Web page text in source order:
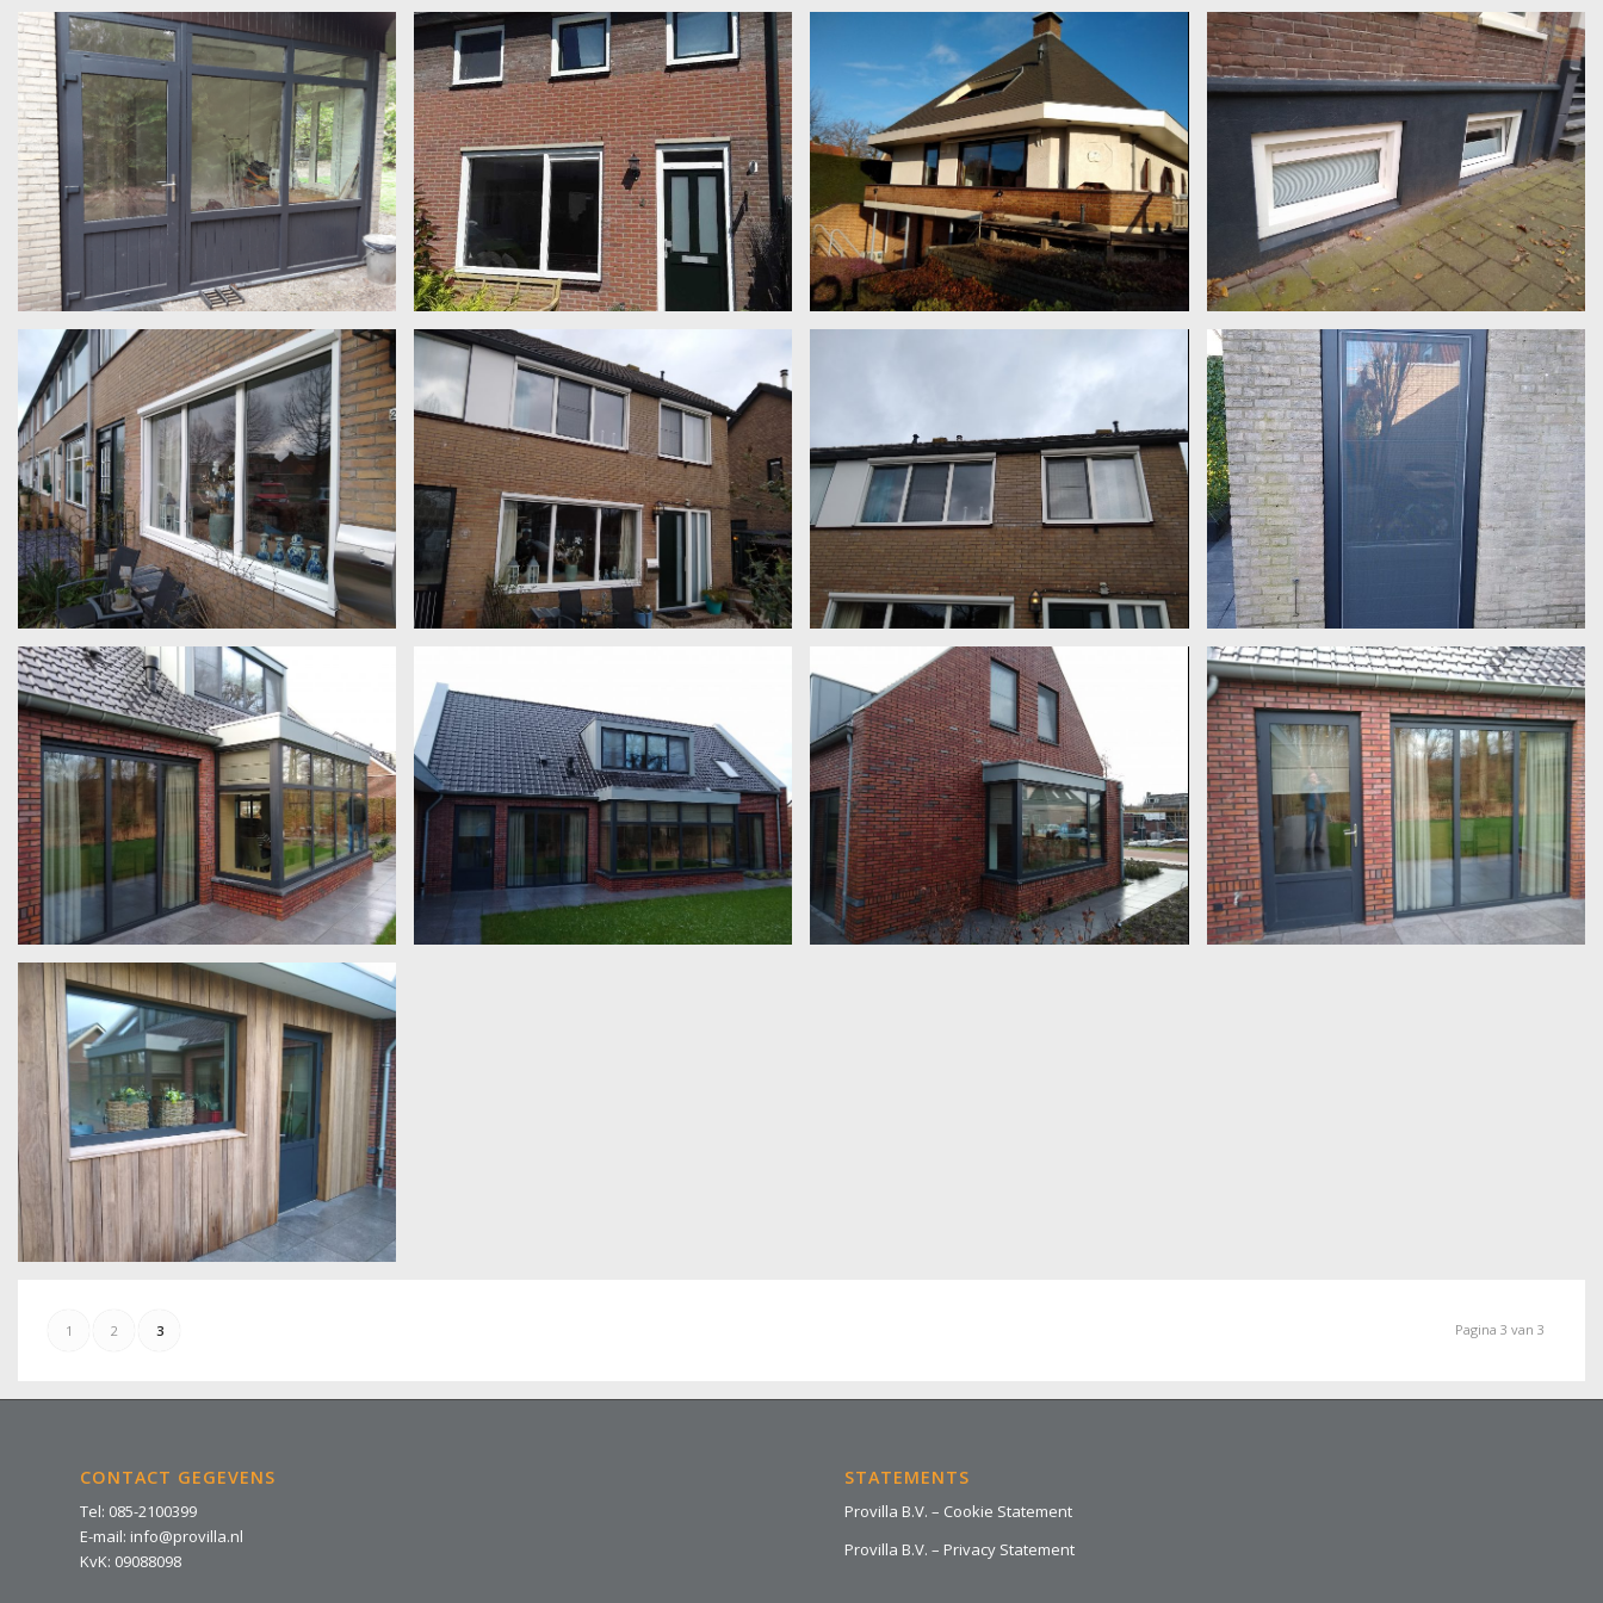
en beneden. Kleur P890 ruw mat staal/ brons
Souterrain, 2 kunststof kozijnen verdiept
profiel met houtverbinding . Kleur crème
Kunststof blokprofiel kleur F910
Kunststof blokprofiel . 1 x draaikiep, hor en
Deur als draaikiep raam Mato aluminium met
kunststof en hor.
Aluminum erker, dakkapel met draaikiep
raam. Zwart / grijs ruw/ mat
Pagina 3 van 3
1 2 3
CONTACT GEGEVENS
Tel: 085-2100399
E-mail: info@provilla.nl
KvK: 09088098
STATEMENTS
Provilla B.V. – Cookie Statement
Provilla B.V. – Privacy Statement